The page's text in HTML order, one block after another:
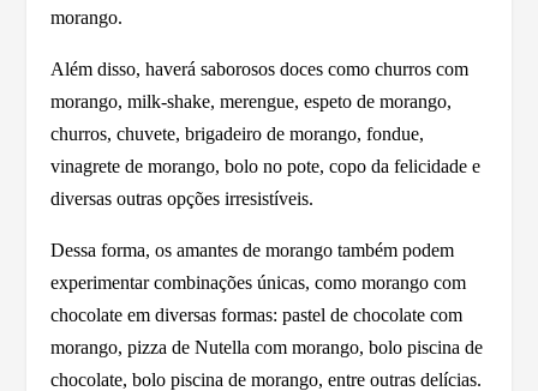
morango.
Além disso, haverá saborosos doces como churros com
morango, milk-shake, merengue, espeto de morango,
churros, chuvete, brigadeiro de morango, fondue,
vinagrete de morango, bolo no pote, copo da felicidade e
diversas outras opções irresistíveis.
Dessa forma, os amantes de morango também podem
experimentar combinações únicas, como morango com
chocolate em diversas formas: pastel de chocolate com
morango, pizza de Nutella com morango, bolo piscina de
chocolate, bolo piscina de morango, entre outras delícias.